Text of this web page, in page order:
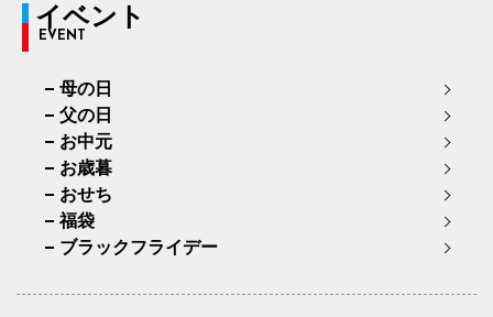
イベント
EVENT
母の日
父の日
お中元
お歳暮
おせち
福袋
ブラックフライデー